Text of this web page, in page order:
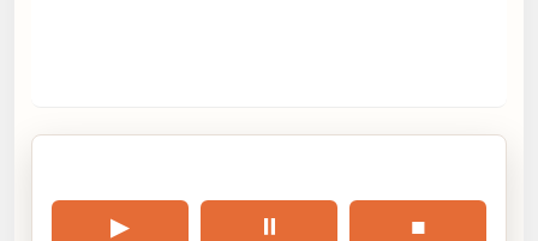
▶ ⏸ ■